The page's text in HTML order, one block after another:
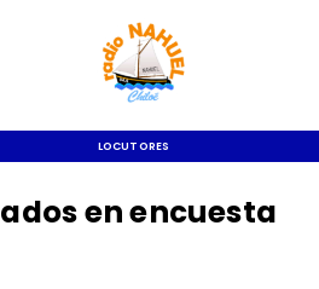
LOCUTORES
en encuesta